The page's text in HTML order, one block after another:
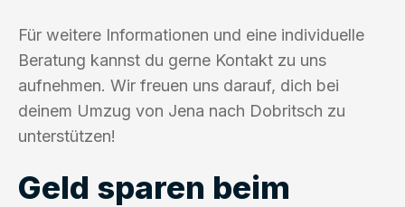
Für weitere Informationen und eine individuelle
Beratung kannst du gerne Kontakt zu uns
aufnehmen. Wir freuen uns darauf, dich bei
deinem Umzug von Jena nach Dobritsch zu
unterstützen!
Geld sparen beim